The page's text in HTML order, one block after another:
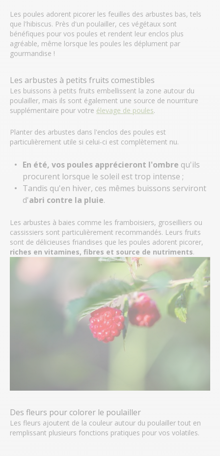
Les poules adorent picorer les feuilles des arbustes bas, tels
que l'hibiscus. Près d'un poulailler, ces végétaux sont
bénéfiques pour vos poules et rendent leur enclos plus
agréable, même lorsque les poules les déplument par
gourmandise !
Les arbustes à petits fruits comestibles
Les buissons à petits fruits embellissent la zone autour du
poulailler, mais ils sont également une source de nourriture
supplémentaire pour votre élevage de poules.
Planter des arbustes dans l'enclos des poules est
particulièrement utile si celui-ci est complètement nu.
En été, vos poules apprécieront l'ombre qu'ils
procurent lorsque le soleil est trop intense ;
Tandis qu'en hiver, ces mêmes buissons serviront
d'abri contre la pluie.
Les arbustes à baies comme les framboisiers, groseilliers ou
cassissiers sont particulièrement recommandés. Leurs fruits
sont de délicieuses friandises que les poules adorent picorer,
riches en vitamines, fibres et source de nutriments.
Des fleurs pour colorer le poulailler
Les fleurs ajoutent de la couleur autour du poulailler tout en
remplissant plusieurs fonctions pratiques pour vos volatiles.